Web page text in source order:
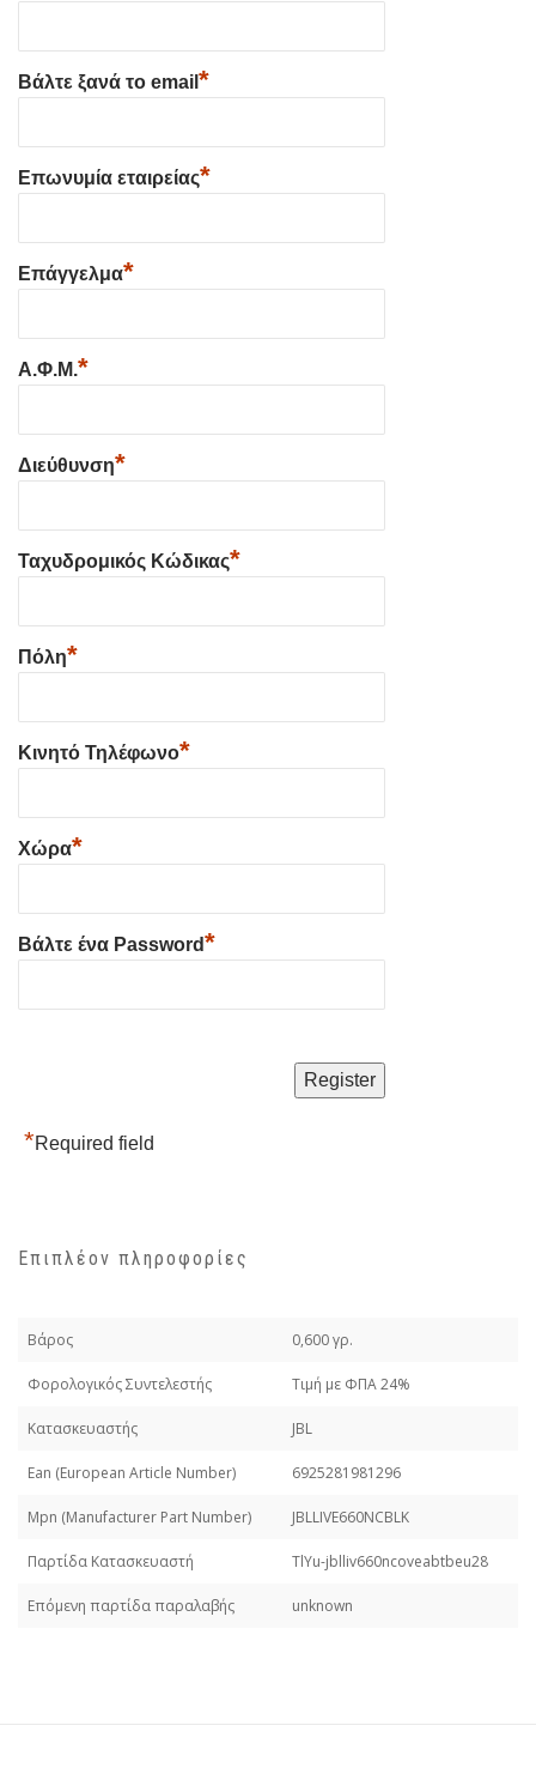
Βάλτε ξανά το email *
Επωνυμία εταιρείας*
Επάγγελμα*
Α.Φ.Μ.*
Διεύθυνση*
Ταχυδρομικός Κώδικας*
Πόλη*
Κινητό Τηλέφωνο*
Χώρα*
Βάλτε ένα Password*
*Required field
Επιπλέον πληροφορίες
Βάρος 0,600 γρ.
Φορολογικός Συντελεστής Τιμή με ΦΠΑ 24%
Κατασκευαστής JBL
Εan (European Article Number) 6925281981296
Mpn (Manufacturer Part Number) JBLLIVE660NCBLK
Παρτίδα Κατασκευαστή TlYu-jblliv660ncoveabtbeu28
Επόμενη παρτίδα παραλαβής unknown